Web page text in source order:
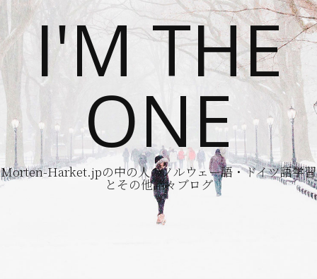
I'M THE
ONE
Morten-Harket.jpの中の人のノルウェー語・ドイツ語学習
とその他諸々ブログ